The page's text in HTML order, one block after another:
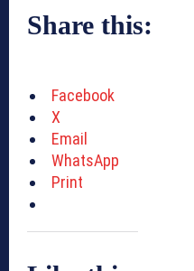
Share this:
Facebook
X
Email
WhatsApp
Print